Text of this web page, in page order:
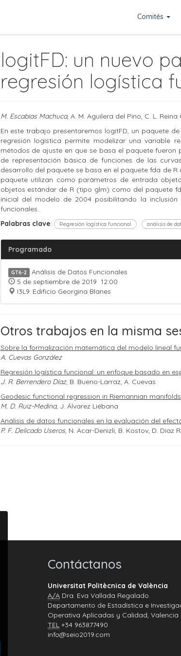
Comités
logitFD: un nuevo
regresión logística
M. Escabias Machuca, A. M. Aguilera del Pino, C. L. Reina
En este trabajo presentaremos logitFD, un paquete
regresión logística permite modelizar una variable
métodos de ajuste en que se basa el paquete fueron
de representación básica de funciones de las
desarrollo del paquete se basa en el paquete fda de
paquete utilizan como parámetros de entrada
objetos estándar de R (tipo glm) como del paquete
inicial del modelo de 2004 posibilitando la
funcionales.
Palabras clave: Regresión logística funcional análisis de
Programado
GT6-2
Análisis de Datos Funcionales
5 de septiembre de 2019 12:00
I3L9. Edificio Georgina Blanes
Otros trabajos en la misma
Sobre la formalización matemática del modelo lineal
A. Cuevas González
Regresión logística funcional: un enfoque basado en
J. R. Berrendero Díaz, B. Bueno-Larraz, A. Cuevas
Geodesic functional regression in Riemannian manifolds
M. D. Ruiz-Medina, J. Álvarez Liébana
Análisis de datos funcionales en la evaluación del
P. F. Delicado Useros, N. Acar-Denizli, B. Kostov, D. Díaz
Contáctanos
Universitat Politècnica de València
A/A Dra. Eva Vallada Regalado
Departamento de Estadística e
Operativa Aplicadas y Calidad, Valencia
TEL +34 963877490
info@seio2019.com